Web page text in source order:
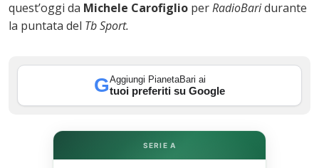
quest’oggi da Michele Carofiglio perRadioBaridurante
la puntata del Tb Sport.
GAggiungi PianetaBari ai
tuoi preferiti su Google
SERIE A